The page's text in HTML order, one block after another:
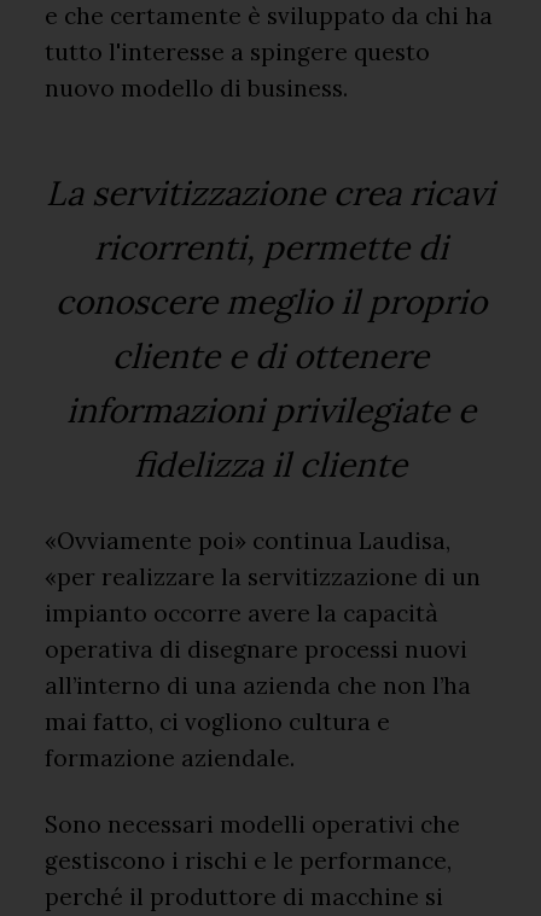
e che certamente è sviluppato da chi ha
tutto l'interesse a spingere questo
nuovo modello di business.
La servitizzazione crea ricavi
ricorrenti, permette di
conoscere meglio il proprio
cliente e di ottenere
informazioni privilegiate e
fidelizza il cliente
«Ovviamente poi» continua Laudisa,
«per realizzare la servitizzazione di un
impianto occorre avere la capacità
operativa di disegnare processi nuovi
all’interno di una azienda che non l’ha
mai fatto, ci vogliono cultura e
formazione aziendale.
Sono necessari modelli operativi che
gestiscono i rischi e le performance,
perché il produttore di macchine si